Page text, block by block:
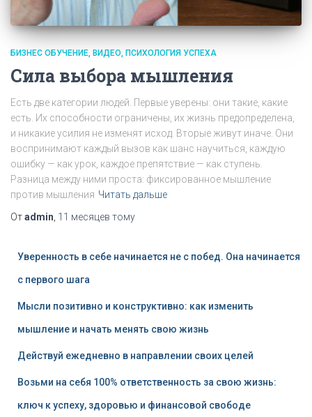
БИЗНЕС ОБУЧЕНИЕ ВИДЕО ПСИХОЛОГИЯ УСПЕХА
Сила выбора мышления
Есть две категории людей. Первые уверены: они такие, какие
есть. Их способности ограничены, их жизнь предопределена,
и никакие усилия не изменят исход. Вторые живут иначе. Они
воспринимают каждый вызов как шанс научиться, каждую
ошибку — как урок, каждое препятствие — как ступень.
Разница между ними проста: фиксированное мышление
против мышления Читать дальше
Отadmin, 11 месяцев тому
Уверенность в себе начинается не с побед. Она начинается
с первого шага
Мысли позитивно и конструктивно: как изменить
мышление и начать менять свою жизнь
Действуй ежедневно в направлении своих целей
Возьми на себя 100% ответственность за свою жизнь:
ключ к успеху, здоровью и финансовой свободе